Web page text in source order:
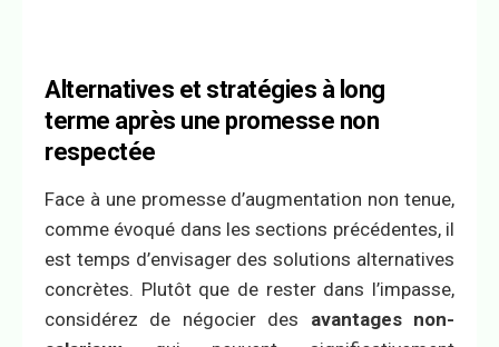
Alternatives et stratégies à long
terme après une promesse non
respectée
Face à une promesse d’augmentation non tenue,
comme évoqué dans les sections précédentes, il
est temps d’envisager des solutions alternatives
concrètes. Plutôt que de rester dans l’impasse,
considérez de négocier des avantages non-